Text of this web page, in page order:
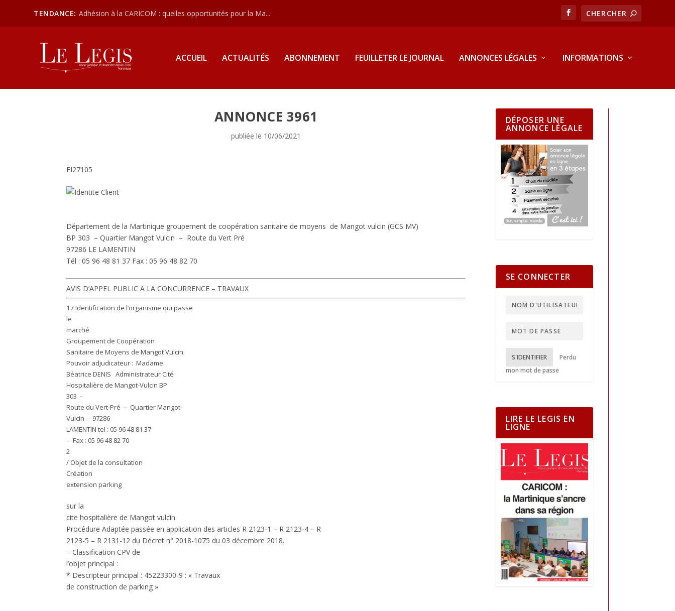
TENDANCE: Adhésion à la CARICOM : quelles opportunités pour la Ma...
ACCUEIL ACTUALITÉS ABONNEMENT FEUILLETER LE JOURNAL ANNONCES LÉGALES INFORMATIONS
ANNONCE 3961
publiée le 10/06/2021
FI27105
Département de la Martinique groupement de coopération sanitaire de moyens de Mangot vulcin (GCS MV)
BP 303 – Quartier Mangot Vulcin – Route du Vert Pré
97286 LE LAMENTIN
Tél : 05 96 48 81 37 Fax : 05 96 48 82 70
AVIS D’APPEL PUBLIC A LA CONCURRENCE – TRAVAUX
1 / Identification de l’organisme qui passe
le
marché
Groupement de Coopération
Sanitaire de Moyens de Mangot Vulcin
Pouvoir adjudicateur : Madame
Béatrice DENIS Administrateur Cité
Hospitalière de Mangot-Vulcin BP
303 –
Route du Vert-Pré – Quartier Mangot-
Vulcin – 97286
LAMENTIN tel : 05 96 48 81 37
– Fax : 05 96 48 82 70
2
/ Objet de la consultation
Création
extension parking
sur la
cite hospitalière de Mangot vulcin
Procédure Adaptée passée en application des articles R 2123-1 – R 2123-4 – R
2123-5 – R 2131-12 du Décret n° 2018-1075 du 03 décembre 2018.
– Classification CPV de
l’objet principal :
* Descripteur principal : 45223300-9 : « Travaux
de construction de parking »
DÉPOSER UNE
ANNONCE LÉGALE
SE CONNECTER
S'IDENTIFIER
Perdu
mon mot de passe
LIRE LE LEGIS EN
LIGNE